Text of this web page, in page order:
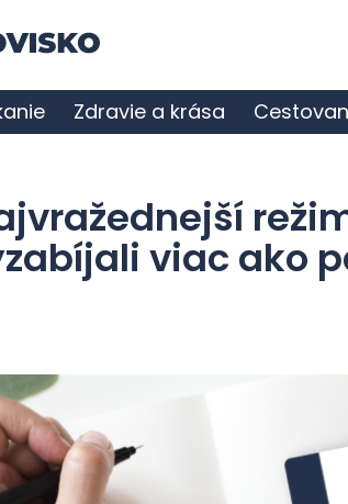
Zdravie a krása
viac ako